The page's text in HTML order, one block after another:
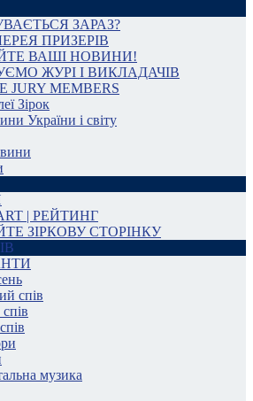
ЗАРАЗ?
ПРИЗЕРІВ
ВАШІ НОВИНИ!
ЖУРІ І ВИКЛАДАЧІВ
JURY MEMBERS
Зірок
України і світу
| РЕЙТИНГ
ЗІРКОВУ СТОРІНКУ
спів
музика